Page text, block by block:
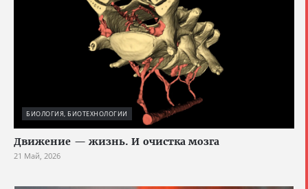
БИОЛОГИЯ, БИОТЕХНОЛОГИИ
Движение — жизнь. И очистка мозга
21 Май, 2026